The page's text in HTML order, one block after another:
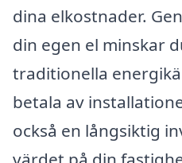
dina elkostnader.
din egen el minskar
traditionella
betala av
också en långsiktig